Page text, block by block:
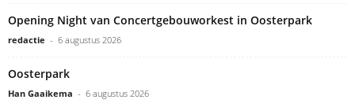
Opening Night van Concertgebouworkest in Oosterpark
redactie - 6 augustus 2026
Oosterpark
Han Gaaikema - 6 augustus 2026